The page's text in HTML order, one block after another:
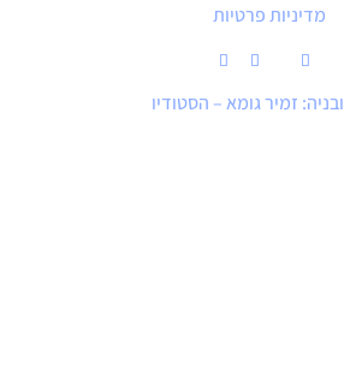
מדיניות פרטיות
זמיר גומא – הסטודיו